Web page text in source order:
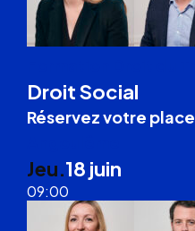
Droit Social
Réservez votre place
Jeu.18 juin
09:00